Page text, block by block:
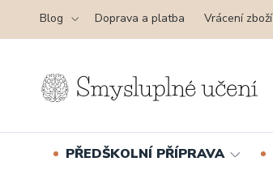
Blog Doprava a platba Vrácení zboží
PŘEDŠKOLNÍ PŘÍPRAVA